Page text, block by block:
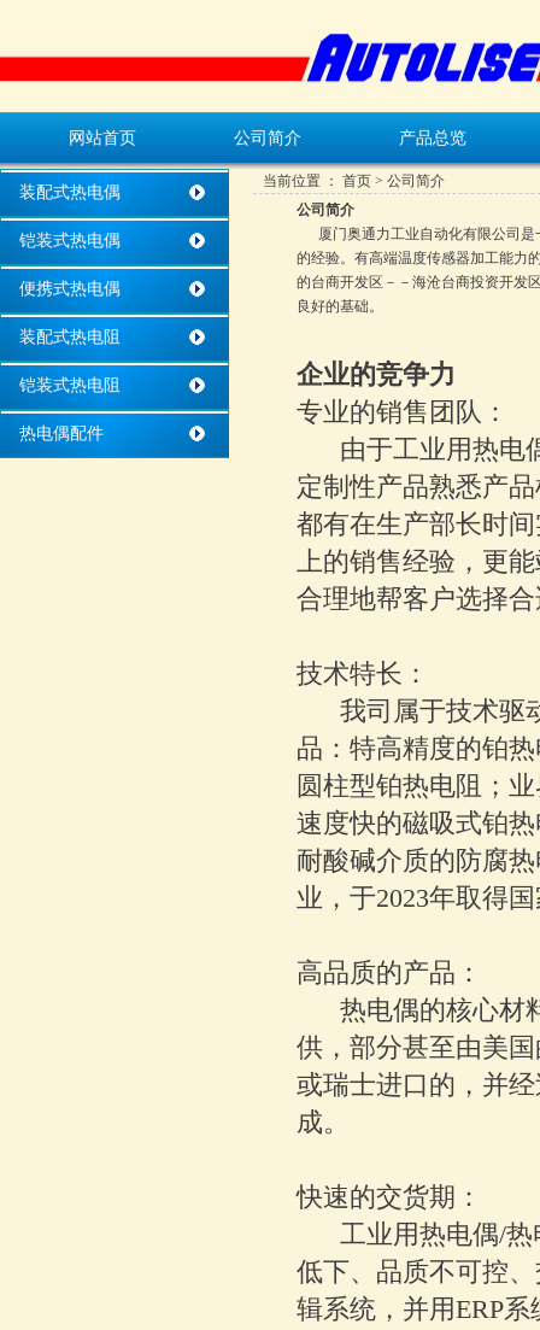
网站首页 公司简介 产品总览
装配式热电偶
铠装式热电偶
便携式热电偶
装配式热电阻
铠装式热电阻
热电偶配件
当前位置 ： 首页 > 公司简介
公司简介
厦门奥通力工业自动化有限公司是
的经验。有高端温度传感器加工能力
的台商开发区－－海沧台商投资开发
良好的基础。
企业的竞争力
专业的销售团队：
由于工业用热电
定制性产品熟悉产
都有在生产部长时
上的销售经验，更
合理地帮客户选择
技术特长：
我司属于技术驱
品：特高精度的铂
圆柱型铂热电阻；
速度快的磁吸式铂
耐酸碱介质的防腐
业，于2023年取得
高品质的产品：
热电偶的核心材
供，部分甚至由美
或瑞士进口的，并
成。
快速的交货期：
工业用热电偶/热
低下、品质不可控
辑系统，并用ERP